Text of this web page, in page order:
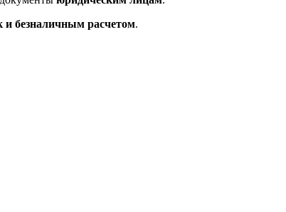
безналичным расчетом.